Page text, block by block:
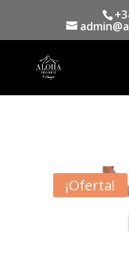
productos
¡Oferta!